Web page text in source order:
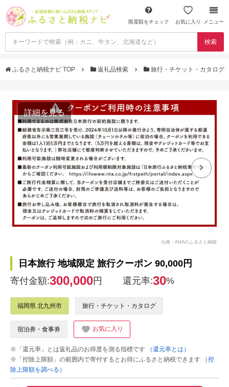
限度額をチェック お気に入り メニュー
検索
ふるさと納税ナビ TOP 返礼品検索 旅行・チケット・カタログ
詳細を見る
出典：ANAのふるさと納税
日本旅行 地域限定 旅行クーポン 90,000円
寄付金額:300,000円 還元率:30%
福岡県 北九州市 旅行・チケット・カタログ
宿泊券・食事券 お気に入り
※「還元率」とは返礼品のお得度を測る指標です
（還元率とは）
※「控除上限額」の範囲内で寄付するとお得にふるさと納税できます
（控
除上限額を調べる）